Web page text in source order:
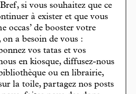
si vous souhaitez que ce
à exister et que vous
occas’ de booster votre
a besoin de vous :
vos tatas et vos
en kiosque, diffusez-nous
ou en librairie,
la toile, partagez nos posts